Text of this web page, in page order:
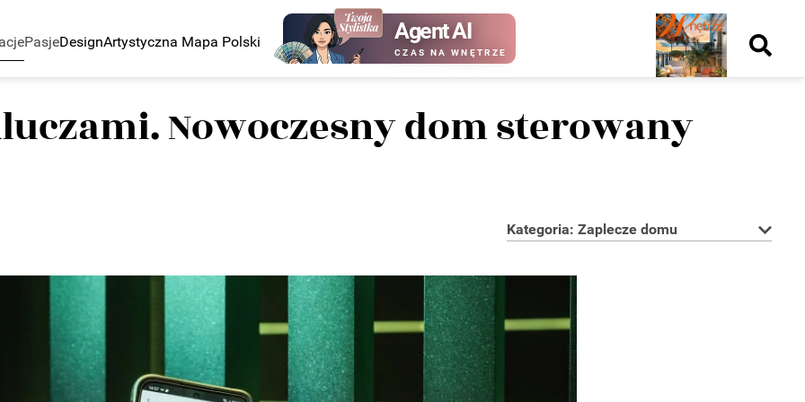
PasjeDesignArtystyczna Mapa Polski Agent AI
CZAS NA WNĘTRZE
Nowy
numer
Wydanie papieroweWydanie cyfrowe
Nowoczesny dom sterowany
Kategoria: Zaplecze domu